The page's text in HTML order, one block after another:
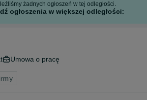
żadnych ogłoszeń w tej odległości.
ogłoszenia w większej odległości:
Umowa o pracę